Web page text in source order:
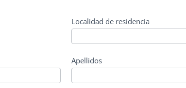
Localidad de residencia
Apellidos